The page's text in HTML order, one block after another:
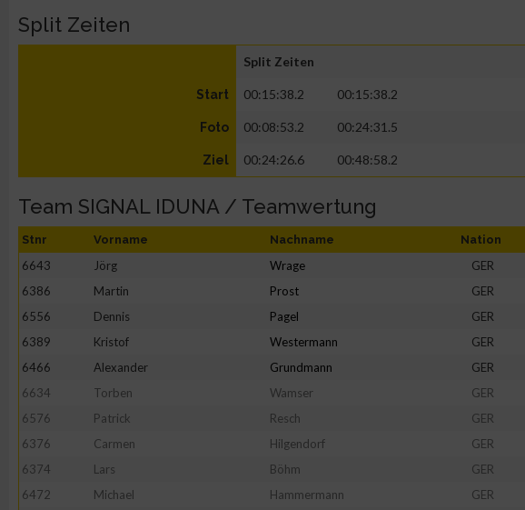
Split Zeiten
Split Zeiten
Start 00:15:38.2 00:15:38.2
Foto 00:08:53.2 00:24:31.5
Ziel 00:24:26.6 00:48:58.2
Team SIGNAL IDUNA / Teamwertung
Stnr Vorname Nachname Nation
6643 Jörg Wrage GER
6386
Martin Prost GER
6556
Dennis Pagel GER
6389
Kristof Westermann GER
6466
Alexander Grundmann GER
6634
Torben Wamser GER
6576
Patrick Resch GER
6376
Carmen Hilgendorf GER
6374
Lars Böhm GER
6472
Michael Hammermann GER